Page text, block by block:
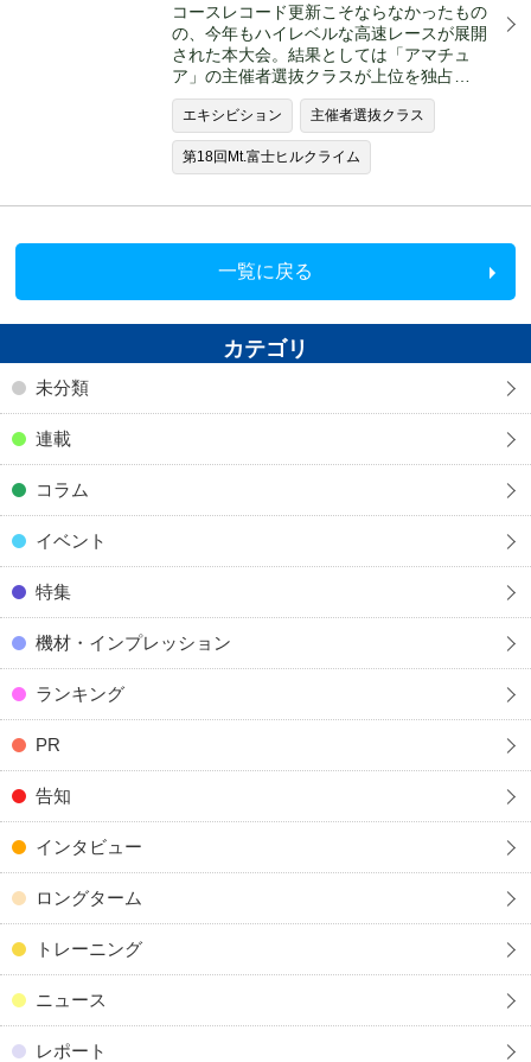
コースレコード更新こそならなかったもの
の、今年もハイレベルな高速レースが展開
された本大会。結果としては「アマチュ
ア」の主催者選抜クラスが上位を独占…
エキシビション 主催者選抜クラス
第18回Mt.富士ヒルクライム
一覧に戻る
カテゴリ
未分類
連載
コラム
イベント
特集
機材・インプレッション
ランキング
PR
告知
インタビュー
ロングターム
トレーニング
ニュース
レポート